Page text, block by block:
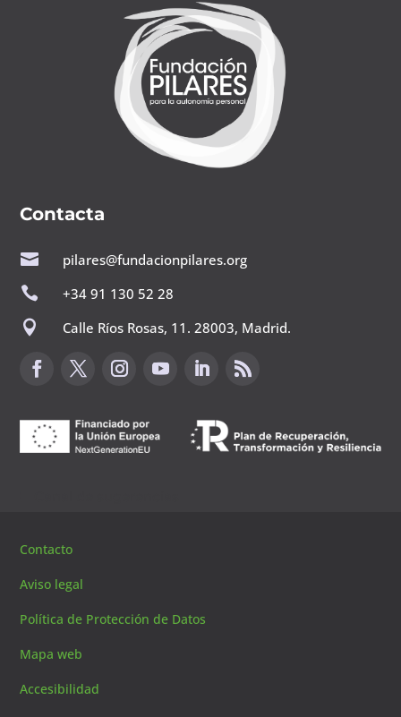
Contacta

pilares@fundacionpilares.org

+34 91 130 52 28

Calle Ríos Rosas, 11. 28003, Madrid.
Contacto
Aviso legal
Política de Protección de Datos
Mapa web
Accesibilidad